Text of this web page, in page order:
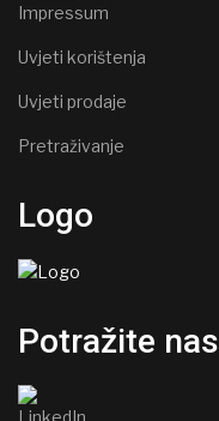
Impressum
Uvjeti korištenja
Uvjeti prodaje
Pretraživanje
Logo
Potražite nas